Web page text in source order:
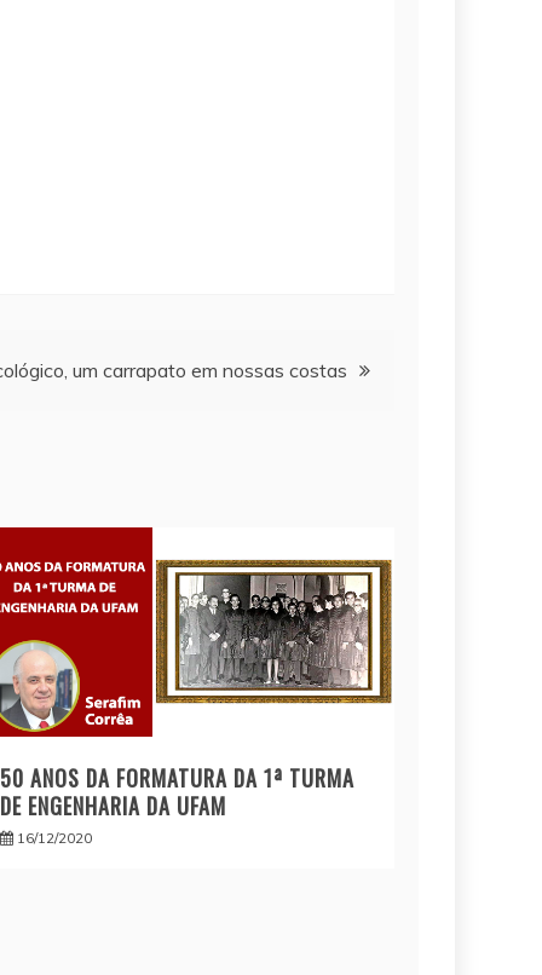
um carrapato em nossas costas
50 ANOS DA FORMATURA DA 1ª TURMA
DE ENGENHARIA DA UFAM
16/12/2020